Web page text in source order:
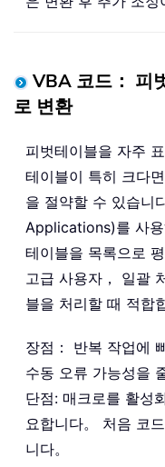
VBA 코드： 피
로 변환
피벗테이블을 자주
테이블이 특히 크다
을 절약할 수 있습니
Applications)를 사
테이블을 목록으로
고급 사용자， 일괄
블을 처리할 때 적합
장점： 반복 작업에
수동 오류 가능성을
단점: 매크로를 활성
요합니다。 처음 코
니다。